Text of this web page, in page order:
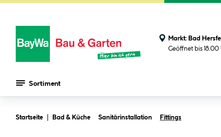
Markt: Bad
Geöffnet bis 18:00
Sortiment
Startseite Bad & Küche Sanitärinstallation Fittings